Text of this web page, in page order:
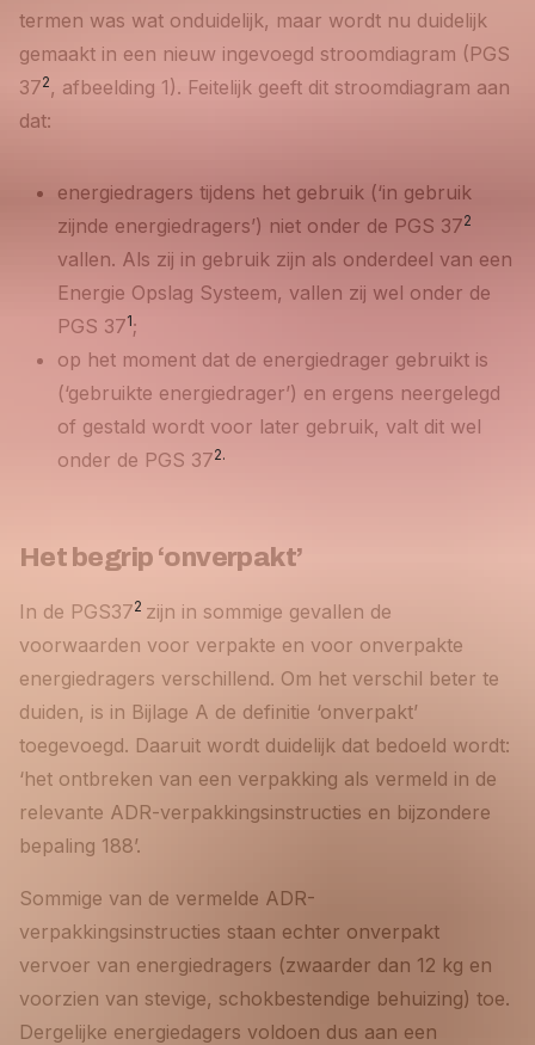
termen was wat onduidelijk, maar wordt nu duidelijk
gemaakt in een nieuw ingevoegd stroomdiagram (PGS
372 , afbeelding 1). Feitelijk geeft dit stroomdiagram aan
dat:
energiedragers tijdens het gebruik (‘in gebruik
zijnde energiedragers’) niet onder de PGS 372
vallen. Als zij in gebruik zijn als onderdeel van een
Energie Opslag Systeem, vallen zij wel onder de
PGS 371;
op het moment dat de energiedrager gebruikt is
(‘gebruikte energiedrager’) en ergens neergelegd
of gestald wordt voor later gebruik, valt dit wel
onder de PGS 372.
Het begrip ‘onverpakt’
In de PGS372 zijn in sommige gevallen de
voorwaarden voor verpakte en voor onverpakte
energiedragers verschillend. Om het verschil beter te
duiden, is in Bijlage A de definitie ‘onverpakt’
toegevoegd. Daaruit wordt duidelijk dat bedoeld wordt:
‘het ontbreken van een verpakking als vermeld in de
relevante ADR-verpakkingsinstructies en bijzondere
bepaling 188’.
Sommige van de vermelde ADR-
verpakkingsinstructies staan echter onverpakt
vervoer van energiedragers (zwaarder dan 12 kg en
voorzien van stevige, schokbestendige behuizing) toe.
Dergelijke energiedagers voldoen dus aan een